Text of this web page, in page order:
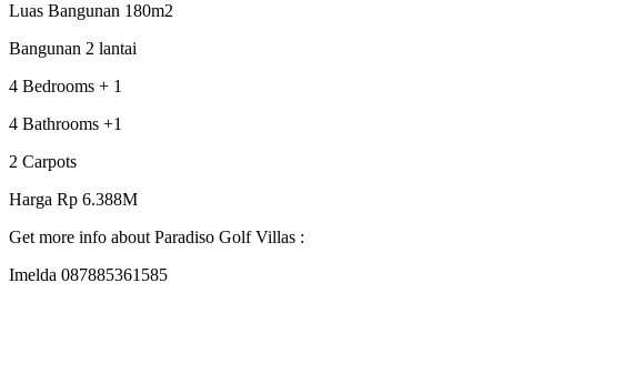
Luas Bangunan 180m2
Bangunan 2 lantai
4 Bedrooms + 1
4 Bathrooms +1
2 Carpots
Harga Rp 6.388M
Get more info about Paradiso Golf Villas :
Imelda 087885361585